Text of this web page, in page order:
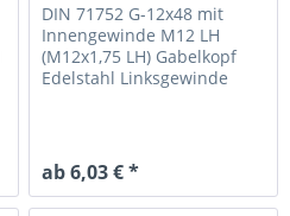
DIN 71752 G-12x48 mit
Innengewinde M12 LH
(M12x1,75 LH) Gabelkopf
Edelstahl Linksgewinde
ab 6,03 € *